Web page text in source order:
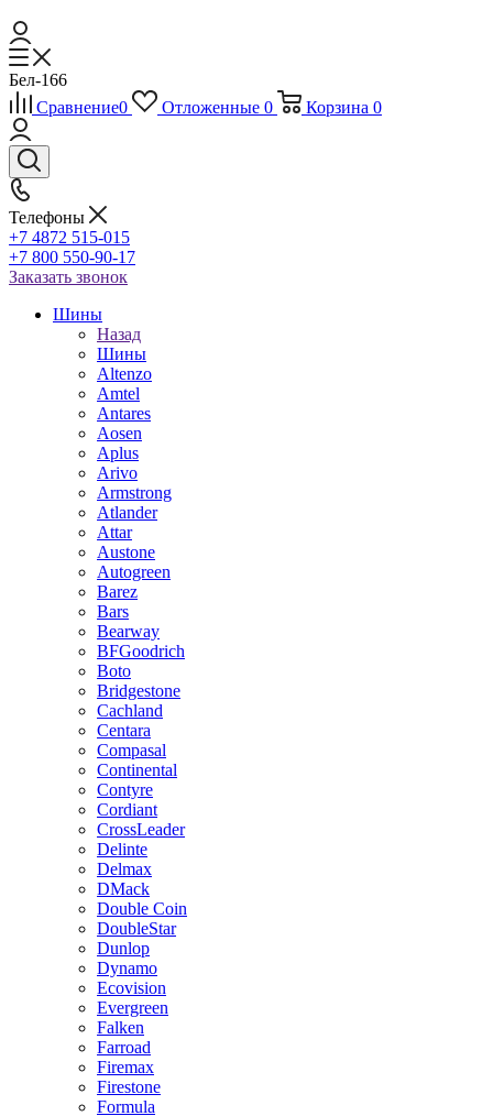
Бел-166
Сравнение0 Отложенные 0 Корзина 0
Телефоны
+7 4872 515-015
+7 800 550-90-17
Заказать звонок
Шины
Назад
Шины
Altenzo
Amtel
Antares
Aosen
Aplus
Arivo
Armstrong
Atlander
Attar
Austone
Autogreen
Barez
Bars
Bearway
BFGoodrich
Boto
Bridgestone
Cachland
Centara
Compasal
Continental
Contyre
Cordiant
CrossLeader
Delinte
Delmax
DMack
Double Coin
DoubleStar
Dunlop
Dynamo
Ecovision
Evergreen
Falken
Farroad
Firemax
Firestone
Formula